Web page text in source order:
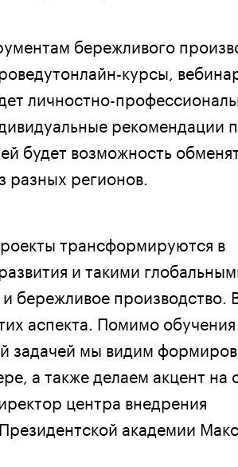
бережливого
курсы,
личностно-
рекомендации
будет возможность
разных регионов.
трансформируются в
и такими
бережливое производство.
аспекта. Помимо обучения
задачей мы видим
а также делаем акцент на
центра внедрения
академии